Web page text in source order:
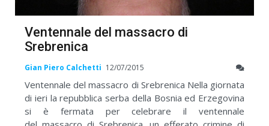
Ventennale del massacro di
Srebrenica
Gian Piero Calchetti 12/07/2015
Ventennale del massacro di Srebrenica Nella giornata
di ieri la repubblica serba della Bosnia ed Erzegovina
si è fermata per celebrare il ventennale